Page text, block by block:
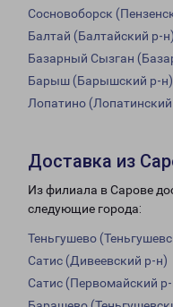
Сосновоборск
Балтай (Балтайский р-н)
Базарный Сызган
Барыш (Барышский р-н)
Лопатино
Доставка из
Из филиала в Сарове
следующие города:
Теньгушево
Сатис (Дивеевский р-н)
Сатис (Первомайский